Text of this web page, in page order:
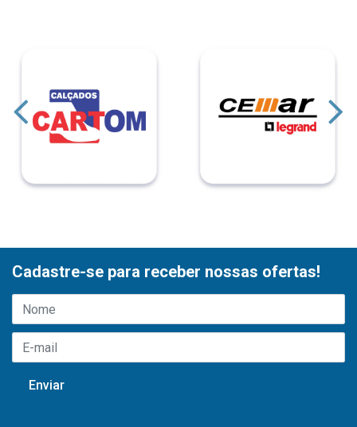
Cadastre-se para receber nossas ofertas!